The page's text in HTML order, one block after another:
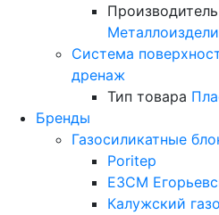
Производитель
Система
дренаж
Тип товара
Бренды
Газосиликатные
Poritep
ЕЗСМ
Калужский